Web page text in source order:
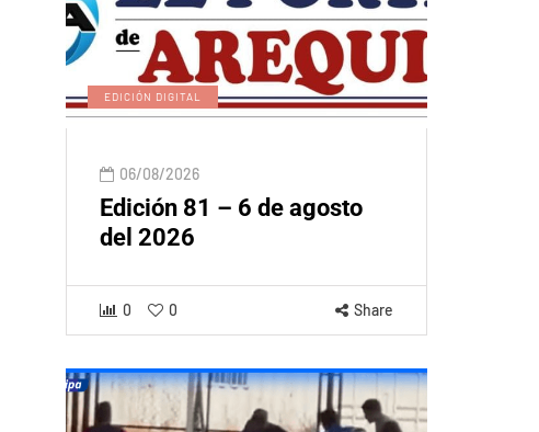
EDICIÓN DIGITAL
06/08/2026
Edición 81 – 6 de agosto
del 2026
0 0 Share